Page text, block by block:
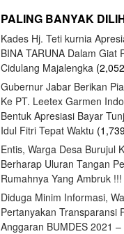
PALING BANYAK
Kades Hj. Teti kurnia
BINA TARUNA Dalam Giat
Cidulang Majalengka
Gubernur Jabar Berikan
Ke PT. Leetex Garmen
Bentuk Apresiasi Bayar
Idul Fitri Tepat Waktu
Entis, Warga Desa Burujul
Berharap Uluran Tangan
Rumahnya Yang Ambruk !!!
Diduga Minim Informasi,
Pertanyakan Transparansi
Anggaran BUMDES 2021 –